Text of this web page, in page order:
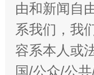
千年窑火
由和新闻自
系我们，我
容系本人或
国/公众/公